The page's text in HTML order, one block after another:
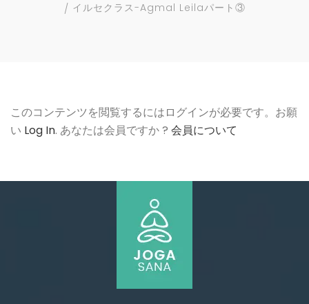
イルセクラス-Agmal Leilaパート③
このコンテンツを閲覧するにはログインが必要です。お願
い Log In. あなたは会員ですか ? 会員について